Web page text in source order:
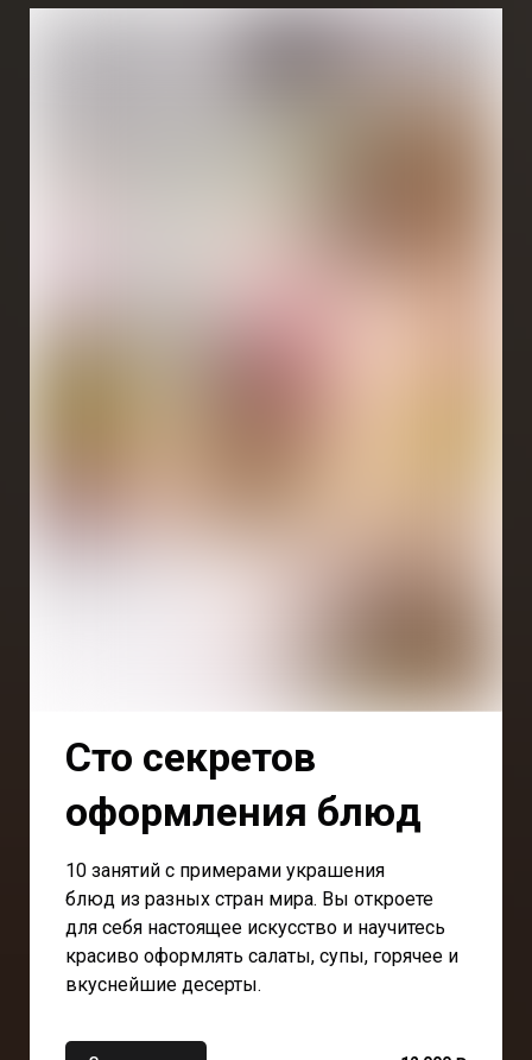
Сто секретов
оформления блюд
10 занятий с примерами украшения
блюд из разных стран мира. Вы откроете
для себя настоящее искусство и научитесь
красиво оформлять салаты, супы, горячее и
вкуснейшие десерты.